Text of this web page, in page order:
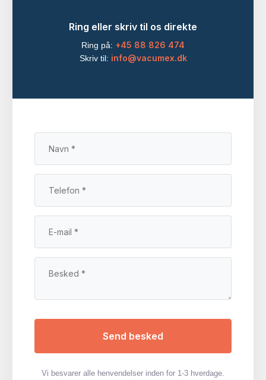
Ring eller skriv til os direkte
Ring på: +45 88 826 474
Skriv til: info@vacumex.dk
Vi besvarer alle henvendelser inden for 1-3 hverdage.